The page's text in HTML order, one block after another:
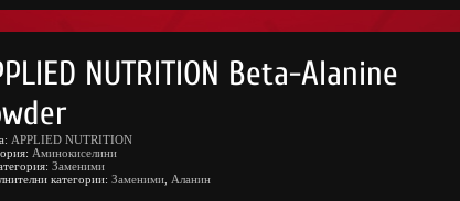
NUTRITION Beta-Alanine
APPLIED NUTRITION
Аминокиселини
Заменими
категории: Заменими Аланин